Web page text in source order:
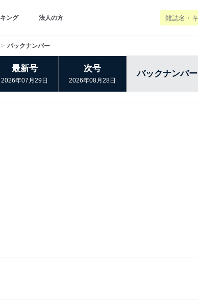
ング 法人の方
バックナンバー
最新号
2026年07月29日
次号
2026年08月28日
バックナンバー